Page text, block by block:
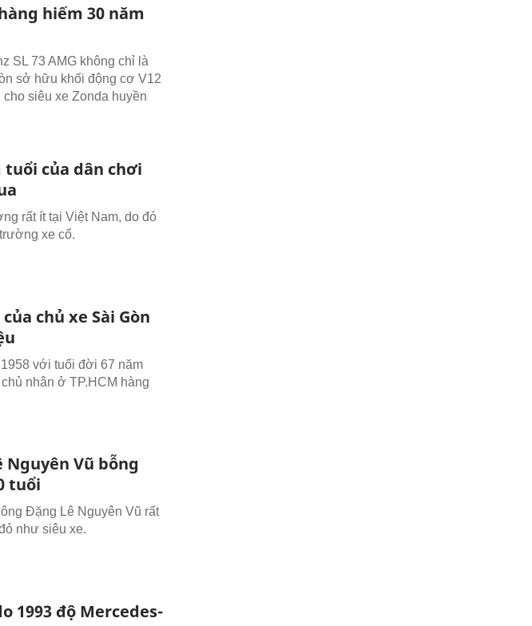
hiếm 30 năm
SL 73 AMG không chỉ là
sở hữu khối động cơ V12
cho siêu xe Zonda huyền
của dân chơi
rất ít tại Việt Nam, do đó
xe cổ.
chủ xe Sài Gòn
với tuổi đời 67 năm
nhân ở TP.HCM hàng
Vũ bỗng
tuổi
Đặng Lê Nguyên Vũ rất
như siêu xe.
1993 độ Mercedes-